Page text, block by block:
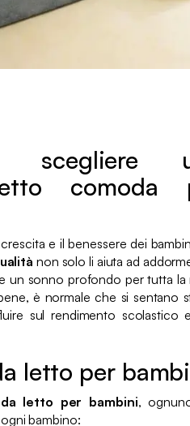
scegliere
comoda
e il benessere dei
non solo li aiuta ad
un sonno profondo per tutta la
è normale che si sentano
sul rendimento scolastico
letto per
letto per bambini,
bambino: